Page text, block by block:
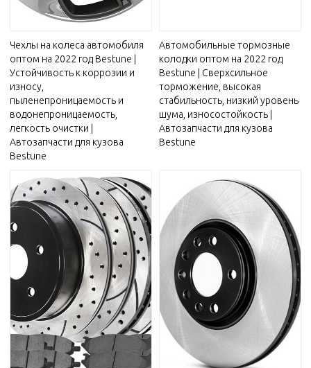
Чехлы на колеса автомобиля
оптом на 2022 год Bestune |
Устойчивость к коррозии и
износу,
пыленепроницаемость и
водонепроницаемость,
легкость очистки |
Автозапчасти для кузова
Bestune
Автомобильные тормозные
колодки оптом на 2022 год
Bestune | Сверхсильное
торможение, высокая
стабильность, низкий уровень
шума, износостойкость |
Автозапчасти для кузова
Bestune